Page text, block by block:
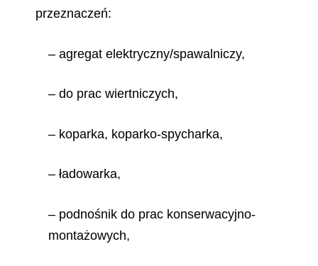
przeznaczeń:
– agregat elektryczny/spawalniczy,
– do prac wiertniczych,
– koparka, koparko-spycharka,
– ładowarka,
– podnośnik do prac konserwacyjno-
montażowych,